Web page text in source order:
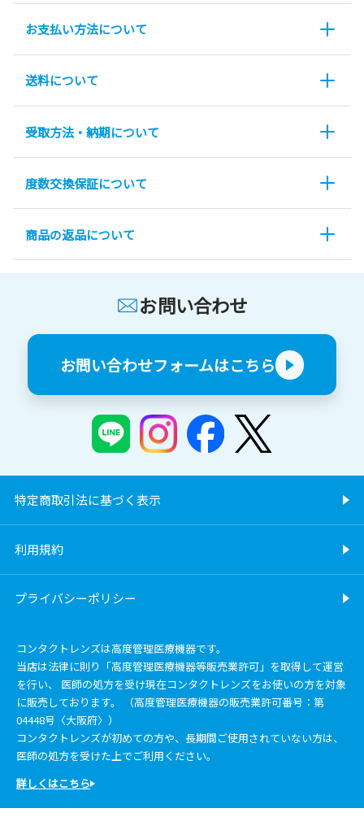
お支払い方法について
送料について
受取方法・納期について
度数交換保証について
商品の返品について
お問い合わせ
お問い合わせフォームはこちら
特定商取引法に基づく表示
利用規約
プライバシーポリシー
コンタクトレンズは高度管理医療機器です。
当店は法律に則り「高度管理医療機器等販売業許可」を取得して運営
を行い、 医師の処方を受け現在コンタクトレンズをお使いの方を対象
に販売しております。 （高度管理医療機器の販売業許可番号：第
04448号〈大阪府〉）
コンタクトレンズが初めての方や、長期間ご使用されていない方は、
医師の処方を受けた上でご利用ください。
詳しくはこちら